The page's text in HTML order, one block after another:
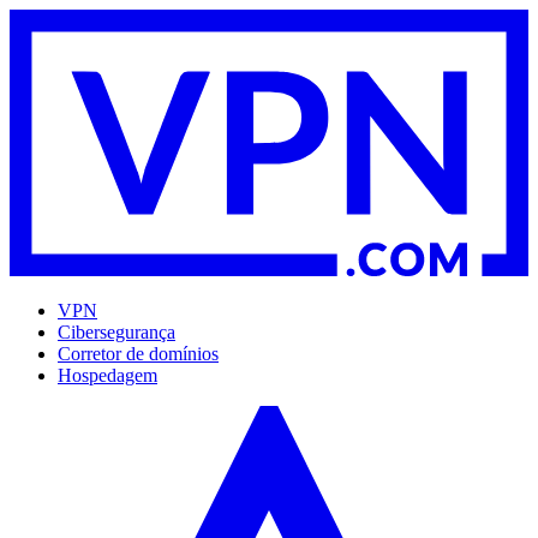
VPN
Cibersegurança
Corretor de domínios
Hospedagem